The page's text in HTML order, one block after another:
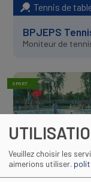
Tennis de
BPJEPS
Moniteur de
SPORT
Natation
BPJEPS
Veuillez choisir les
aimerions utiliser.